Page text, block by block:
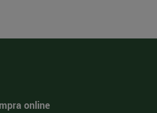
online